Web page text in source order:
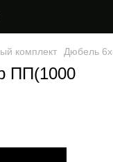
комплект Дюбель
ПП(1000